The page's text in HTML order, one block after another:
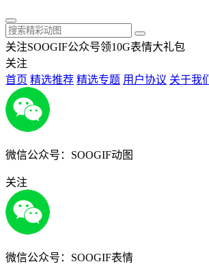
关注SOOGIF公众号领10G表情大礼包
关注
首页 精选推荐 精选专题 用户协议 关于我们
微信公众号：SOOGIF动图
关注
微信公众号：SOOGIF表情